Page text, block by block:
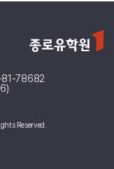
81-78682
Reserved.